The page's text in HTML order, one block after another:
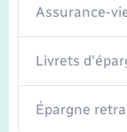
Assurance-
Livrets
Épargne